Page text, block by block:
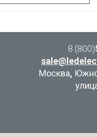
8 (800)
Москва,